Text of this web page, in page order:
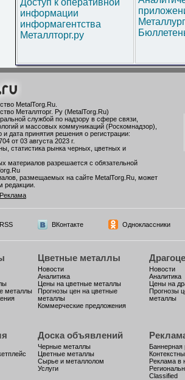
Доступ к оперативной
информации
информагентства
Металлторг.ру
MetalTorg.Ru
Металлторг. Ру (MetalTorg.Ru)
службой по надзору в сфере связи,
и массовых коммуникаций (Роскомнадзор),
дата принятия решения о регистрации:
от 03 августа 2023 г.
статистика рынка черных, цветных и
материалов разрешается с обязательной
размещаемых на сайте MetalTorg.Ru, может
редакции.
Реклама
RSS ВКонтакте Одноклассники
металлы
Цветные металлы
Новости
Аналитика
Цены на цветные металлы
Прогнозы цен на цветные
металлы
Коммерческие предложения
Новости
Аналитика
Цены на
Прогнозы
металлы
Доска объявлений
Черные металлы
Цветные металлы
Сырье и металлолом
Услуги
Баннерная
Реклама в
Classified